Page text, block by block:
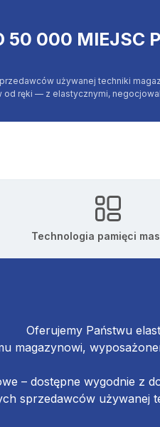
50 000 MIEJSC
używanej techniki
od ręki — z elastycznymi,
Technologia pamięci
Oferujemy Państwu
magazynowi,
– dostępne wygodnie z
sprzedawców używanej